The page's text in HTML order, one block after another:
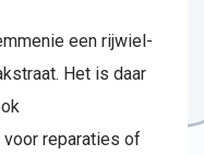
een rijwiel-
Het is daar
reparaties of